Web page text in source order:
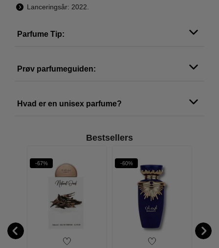
Lanceringsår: 2022.
Parfume Tip:
Prøv parfumeguiden:
Hvad er en unisex parfume?
Bestsellers
-67% -60%